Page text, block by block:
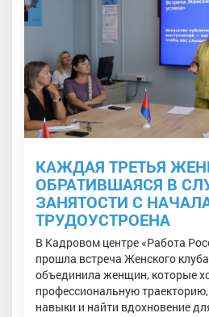
КАЖДАЯ ТРЕТЬЯ
ОБРАТИВШАЯСЯ В
ЗАНЯТОСТИ С
ТРУДОУСТРОЕНА
В Кадровом центре «Работа
прошла встреча Женского
объединила женщин, которые
профессиональную
навыки и найти вдохновение